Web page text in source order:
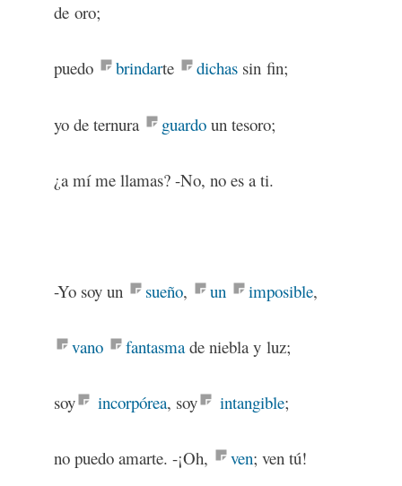
de oro;
puedo brindarte dichas sin fin;
yo de ternura guardo un tesoro;
¿a mí me llamas? -No, no es a ti.
-Yo soy un sueño, un imposible,
vano fantasmade niebla y luz;
soy incorpórea, soy intangible;
no puedo amarte. -¡Oh, ven; ven tú!